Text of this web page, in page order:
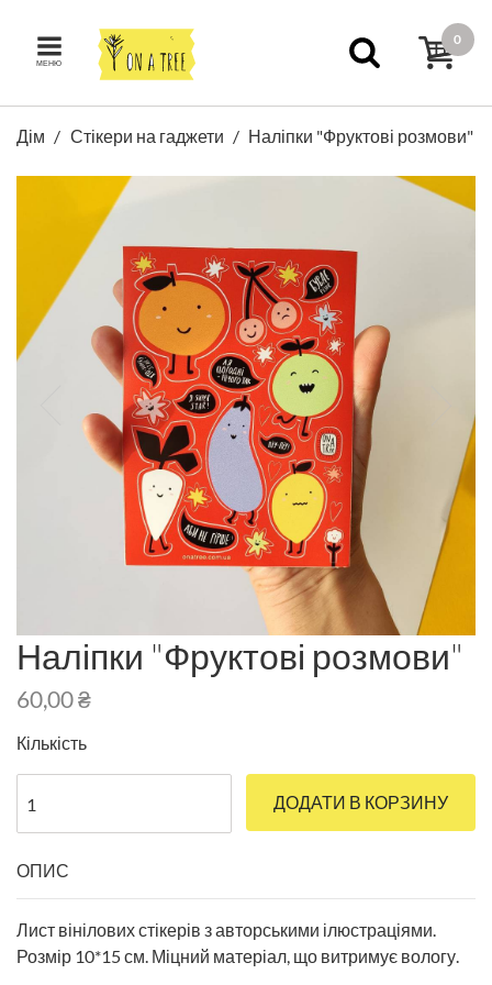
МЕНЮ
0
Дім Стікери на гаджети Наліпки "Фруктові розмови"
Наліпки "Фруктові розмови"
60,00₴
Кількість
ДОДАТИ В КОРЗИНУ
ОПИС
Лист вінілових стікерів з авторськими ілюстраціями.
Розмір 10*15 см. Міцний матеріал, що витримує вологу.